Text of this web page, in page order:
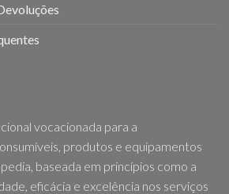
vocacionada para a
produtos e equipamentos
baseada em princípios como a
eficácia e excelência nos serviços